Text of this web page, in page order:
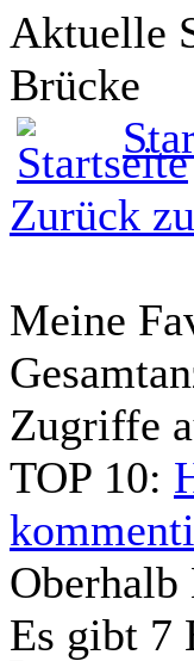
Aktuelle
Brücke
Zurück
Meine
Zugriffe
TOP 10:
Oberhalb
Es gibt 7